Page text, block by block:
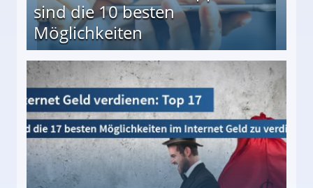
sind die 10 besten
Möglichkeiten
besten Möglichkeiten